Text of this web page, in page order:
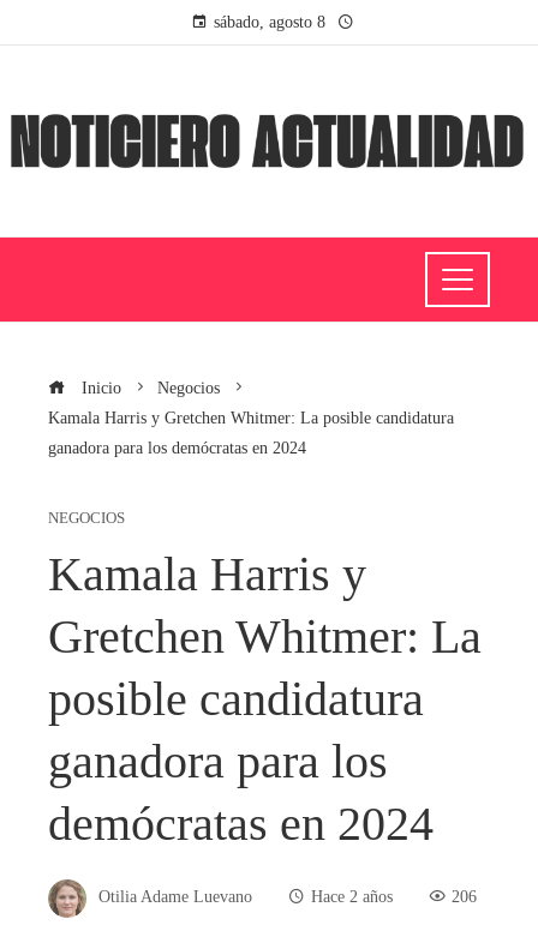
sábado, agosto 8
Inicio
Negocios
Kamala Harris y Gretchen Whitmer: La posible candidatura
ganadora para los demócratas en 2024
NEGOCIOS
Kamala Harris y
Gretchen Whitmer: La
posible candidatura
ganadora para los
demócratas en 2024
Otilia Adame Luevano Hace 2 años 206